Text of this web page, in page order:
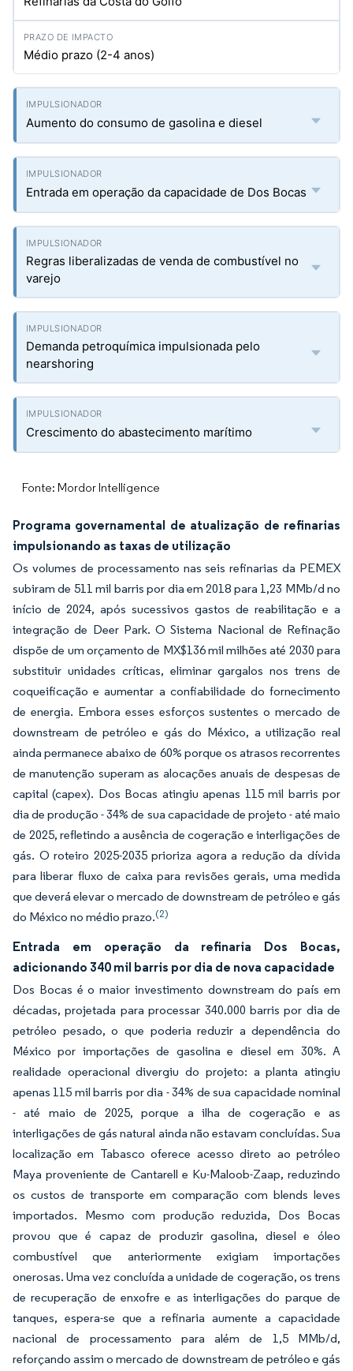
Médio prazo (2-4 anos)
Aumento do consumo de gasolina e diesel
Entrada em operação da capacidade de Dos Bocas
Regras liberalizadas de venda de combustível no
varejo
Demanda petroquímica impulsionada pelo
nearshoring
Crescimento do abastecimento marítimo
Fonte: Mordor Intelligence
Programa governamental de atualização de refinarias
impulsionando as taxas de utilização
Os volumes de processamento nas seis refinarias da PEMEX
subiram de 511 mil barris por dia em 2018 para 1,23 MMb/d no
início de 2024, após sucessivos gastos de reabilitação e a
integração de Deer Park. O Sistema Nacional de Refinação
dispõe de um orçamento de MX$136 mil milhões até 2030 para
substituir unidades críticas, eliminar gargalos nos trens de
coqueificação e aumentar a confiabilidade do fornecimento
de energia. Embora esses esforços sustentes o mercado de
downstream de petróleo e gás do México, a utilização real
ainda permanece abaixo de 60% porque os atrasos recorrentes
de manutenção superam as alocações anuais de despesas de
capital (capex). Dos Bocas atingiu apenas 115 mil barris por
dia de produção - 34% de sua capacidade de projeto - até maio
de 2025, refletindo a ausência de cogeração e interligações de
gás. O roteiro 2025-2035 prioriza agora a redução da dívida
para liberar fluxo de caixa para revisões gerais, uma medida
que deverá elevar o mercado de downstream de petróleo e gás
do México no médio prazo.(2)
Entrada em operação da refinaria Dos Bocas,
adicionando 340 mil barris por dia de nova capacidade
Dos Bocas é o maior investimento downstream do país em
décadas, projetada para processar 340.000 barris por dia de
petróleo pesado, o que poderia reduzir a dependência do
México por importações de gasolina e diesel em 30%. A
realidade operacional divergiu do projeto: a planta atingiu
apenas 115 mil barris por dia - 34% de sua capacidade nominal
- até maio de 2025, porque a ilha de cogeração e as
interligações de gás natural ainda não estavam concluídas. Sua
localização em Tabasco oferece acesso direto ao petróleo
Maya proveniente de Cantarell e Ku-Maloob-Zaap, reduzindo
os custos de transporte em comparação com blends leves
importados. Mesmo com produção reduzida, Dos Bocas
provou que é capaz de produzir gasolina, diesel e óleo
combustível que anteriormente exigiam importações
onerosas. Uma vez concluída a unidade de cogeração, os trens
de recuperação de enxofre e as interligações do parque de
tanques, espera-se que a refinaria aumente a capacidade
nacional de processamento para além de 1,5 MMb/d,
reforçando assim o mercado de downstream de petróleo e gás